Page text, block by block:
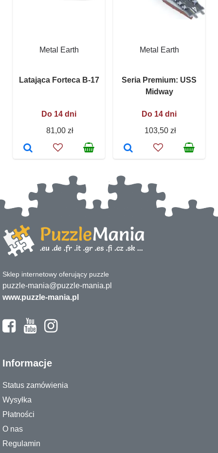
Metal Earth
Latająca Forteca B-17
Do 14 dni
81,00 zł
Metal Earth
Seria Premium: USS
Midway
Do 14 dni
103,50 zł
Sklep internetowy oferujący puzzle
puzzle-mania@puzzle-mania.pl
www.puzzle-mania.pl
Informacje
Status zamówienia
Wysyłka
Płatności
O nas
Regulamin